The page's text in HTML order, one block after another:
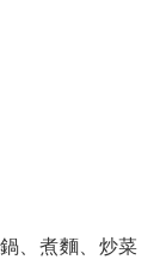
、煮麵、炒菜